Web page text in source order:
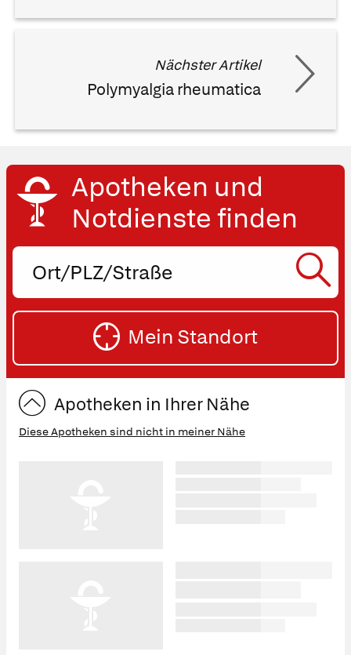
Nächster Artikel
Polymyalgia rheumatica
Apotheken und
Notdienste finden
Ort,
oder
Straße
Mein Standort
Apotheken in Ihrer Nähe
Diese Apotheken sind nicht in meiner Nähe